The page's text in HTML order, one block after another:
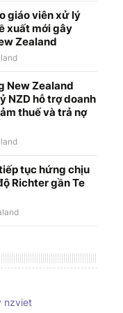
giáo viên xử lý
xuất mới gây
Zealand
New Zealand
NZD hỗ trợ doanh
thuế và trả nợ
tục hứng chịu
Richter gần Te
nzviet